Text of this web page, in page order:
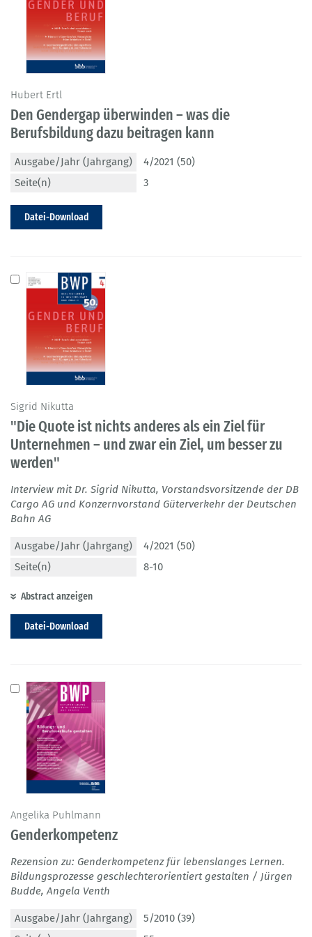
Hubert Ertl
Den Gendergap überwinden – was die
Berufsbildung dazu beitragen kann
Ausgabe/Jahr (Jahrgang)
4/2021 (50)
Seite(n)
3
Datei-Download
Sigrid Nikutta
"Die Quote ist nichts anderes als ein Ziel für
Unternehmen – und zwar ein Ziel, um besser zu
werden"
Interview mit Dr. Sigrid Nikutta, Vorstandsvorsitzende der DB
Cargo AG und Konzernvorstand Güterverkehr der Deutschen
Bahn AG
Ausgabe/Jahr (Jahrgang)
4/2021 (50)
Seite(n)
8-10
Abstract anzeigen
Datei-Download
Angelika Puhlmann
Genderkompetenz
Rezension zu: Genderkompetenz für lebenslanges Lernen.
Bildungsprozesse geschlechterorientiert gestalten / Jürgen
Budde, Angela Venth
Ausgabe/Jahr (Jahrgang)
5/2010 (39)